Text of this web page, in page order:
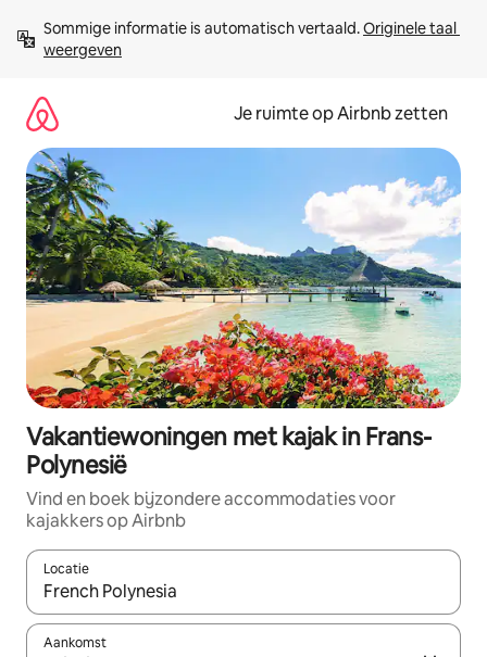
direct
naar
Sommige informatie is automatisch vertaald. Originele taal
weergeven
Je ruimte op Airbnb zetten
Vakantiewoningen met kajak in Frans-
Polynesië
Vind en boek bijzondere accommodaties voor
kajakkers op Airbnb
Locatie
Wanneer er suggesties beschikbaar zijn, maak je een keuze
Aankomst